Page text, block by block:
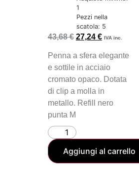
1
Pezzi nella
scatola: 5
43,68€ 27,24 € IVA inc.
Penna a sfera elegante
e sottile in acciaio
cromato opaco. Dotata
di clip a molla in
metallo. Refill nero
punta M
Aggiungi al carrello